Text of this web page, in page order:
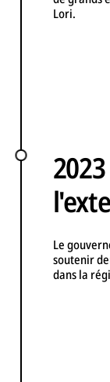
Lori.
Le
soutenir
dans la